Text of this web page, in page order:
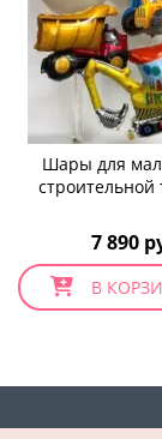
7 890
Шары для
строительной
В